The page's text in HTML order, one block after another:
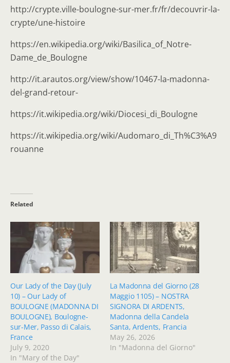
http://crypte.ville-boulogne-sur-mer.fr/fr/decouvrir-la-
crypte/une-histoire
https://en.wikipedia.org/wiki/Basilica_of_Notre-
Dame_de_Boulogne
http://it.arautos.org/view/show/10467-la-madonna-
del-grand-retour-
https://it.wikipedia.org/wiki/Diocesi_di_Boulogne
https://it.wikipedia.org/wiki/Audomaro_di_Th%C3%A9
rouanne
Related
Our Lady of the Day (July
10) – Our Lady of
BOULOGNE (MADONNA DI
BOULOGNE), Boulogne-
sur-Mer, Passo di Calais,
France
July 9, 2020
In "Mary of the Day"
La Madonna del Giorno (28
Maggio 1105) – NOSTRA
SIGNORA DI ARDENTS,
Madonna della Candela
Santa, Ardents, Francia
May 26, 2026
In "Madonna del Giorno"